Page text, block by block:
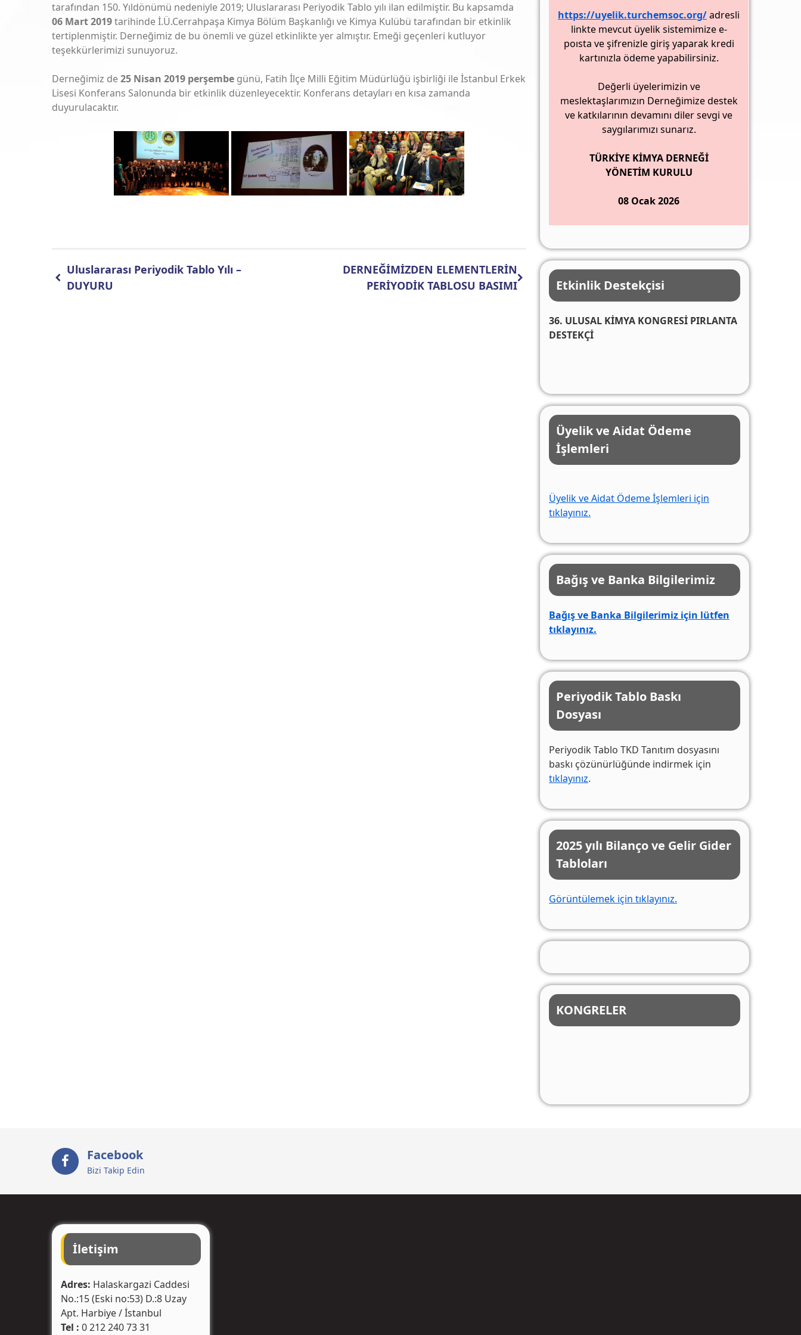
KAMU KİMYAGERLERİNİN ÖZLÜK HAKLARININ GERİ KAZANILMASI HAKKINDA KURULAN: “ÖZLÜK HAKLARI KOMİSYONU” ve ÇALIŞMALARI
January 13, 2025
ACC2023/Duyurular/Haberler/Tamamlanan Faaliyetlerimiz
September 5, 2023
Duyurular
September 4, 2023
Haberler
DERNEĞİMİZİN OLAĞAN GENEL KURUL TOPLANTISI GERÇEKLEŞTİ
July 20, 2023
tarafından 150. Yıldönümü nedeniyle 2019; Uluslararası Periyodik Tablo yılı ilan edilmiştir. Bu kapsamda
06 Mart 2019tarihinde İ.Ü.Cerrahpaşa Kimya Bölüm Başkanlığı ve Kimya Kulübü tarafından bir etkinlik
tertiplenmiştir. Derneğimiz de bu önemli ve güzel etkinlikte yer almıştır. Emeği geçenleri kutluyor
teşekkürlerimizi sunuyoruz.
Derneğimiz de25 Nisan 2019 perşembe günü, Fatih İlçe Milli Eğitim Müdürlüğü işbirliği ile İstanbul Erkek
Lisesi Konferans Salonunda bir etkinlik düzenleyecektir. Konferans detayları en kısa zamanda
duyurulacaktır.
Uluslararası Periyodik Tablo Yılı –
DUYURU
DERNEĞİMİZDEN ELEMENTLERİN
PERİYODİK TABLOSU BASIMI
https://uyelik.turchemsoc.org/adresli
linkte mevcut üyelik sistemimize e-
poısta ve şifrenizle giriş yaparak kredi
kartınızla ödeme yapabilirsiniz.
Değerli üyelerimizin ve
meslektaşlarımızın Derneğimize destek
ve katkılarının devamını diler sevgi ve
saygılarımızı sunarız.
TÜRKİYE KİMYA DERNEĞİ
YÖNETİM KURULU
08 Ocak 2026
Etkinlik Destekçisi
36. ULUSAL KİMYA KONGRESİ PIRLANTA
DESTEKÇİ
Üyelik ve Aidat Ödeme
İşlemleri
Üyelik ve Aidat Ödeme İşlemleri için
tıklayınız.
Bağış ve Banka Bilgilerimiz
Bağış ve Banka Bilgilerimiz için lütfen
tıklayınız.
Periyodik Tablo Baskı
Dosyası
Periyodik Tablo TKD Tanıtım dosyasını
baskı çözünürlüğünde indirmek için
tıklayınız.
2025 yılı Bilanço ve Gelir Gider
Tabloları
Görüntülemek için tıklayınız.
KONGRELER
Facebook
Bizi Takip Edin
İletişim
Adres: Halaskargazi Caddesi
No.:15 (Eski no:53) D.:8 Uzay
Apt. Harbiye / İstanbul
Tel : 0 212 240 73 31